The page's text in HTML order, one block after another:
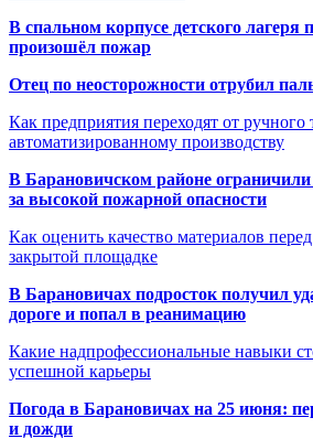
В спальном корпусе детского лагеря
произошёл пожар
Отец по неосторожности отрубил
Как предприятия переходят от ручного
автоматизированному производству
В Барановичском районе ограничили
за высокой пожарной опасности
Как оценить качество материалов
закрытой площадке
В Барановичах подросток получил
дороге и попал в реанимацию
Какие надпрофессиональные навыки
успешной карьеры
Погода в Барановичах на 25 июня:
и дожди